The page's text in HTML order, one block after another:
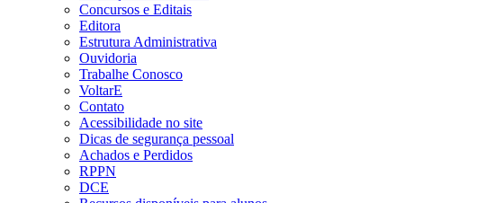
Concursos e Editais
Editora
Estrutura Administrativa
Ouvidoria
Trabalhe Conosco
VoltarE
Contato
Acessibilidade no site
Dicas de segurança pessoal
Achados e Perdidos
RPPN
DCE